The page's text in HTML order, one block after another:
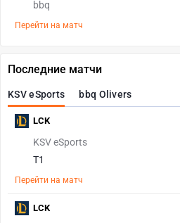
bbq
Перейти на матч
Последние матчи
KSV eSports bbq Olivers
KSV eSports
T1
Перейти на матч
LCK
LCK